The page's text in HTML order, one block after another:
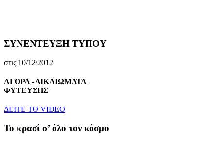
ΣΥΝΕΝΤΕΥΞΗ ΤΥΠΟΥ
στις 10/12/2012
ΑΓΟΡΑ - ΔΙΚΑΙΩΜΑΤΑ
ΦΥΤΕΥΣΗΣ
ΔEITE TO VIDEO
To κρασί σ’ όλο τον κόσμο